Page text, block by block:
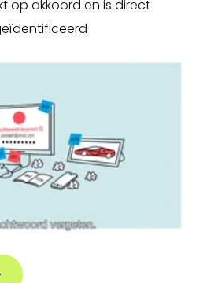
op akkoord en is direct